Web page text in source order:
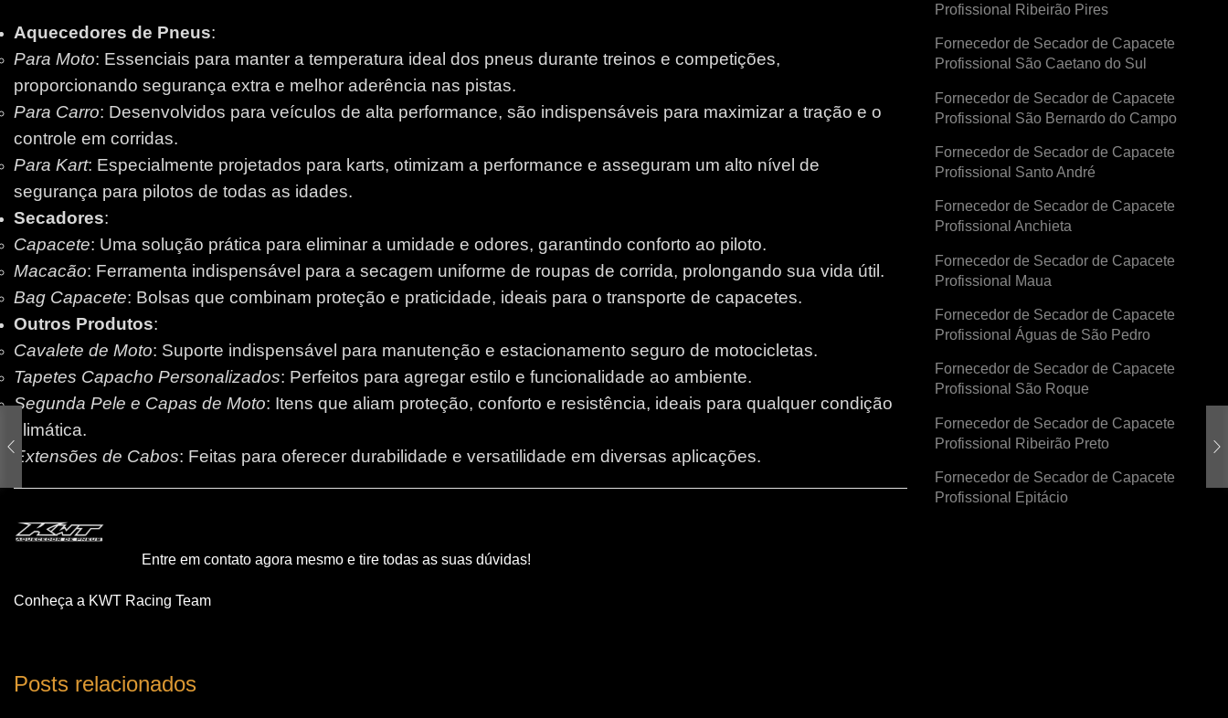
Aquecedores de Pneus:
Para Moto: Essenciais para manter a temperatura ideal dos pneus durante treinos e competições,
proporcionando segurança extra e melhor aderência nas pistas.
Para Carro: Desenvolvidos para veículos de alta performance, são indispensáveis para maximizar a tração e o
controle em corridas.
Para Kart: Especialmente projetados para karts, otimizam a performance e asseguram um alto nível de
segurança para pilotos de todas as idades.
Secadores:
Capacete: Uma solução prática para eliminar a umidade e odores, garantindo conforto ao piloto.
Macacão: Ferramenta indispensável para a secagem uniforme de roupas de corrida, prolongando sua vida útil.
Bag Capacete: Bolsas que combinam proteção e praticidade, ideais para o transporte de capacetes.
Outros Produtos:
Cavalete de Moto: Suporte indispensável para manutenção e estacionamento seguro de motocicletas.
Tapetes Capacho Personalizados: Perfeitos para agregar estilo e funcionalidade ao ambiente.
Segunda Pele e Capas de Moto: Itens que aliam proteção, conforto e resistência, ideais para qualquer condição
climática.
Extensões de Cabos: Feitas para oferecer durabilidade e versatilidade em diversas aplicações.
Entre em contato agora mesmo e tire todas as suas dúvidas!
Conheça a KWT Racing Team
Posts relacionados
Profissional Ribeirão Pires
Fornecedor de Secador de Capacete
Profissional São Caetano do Sul
Fornecedor de Secador de Capacete
Profissional São Bernardo do Campo
Fornecedor de Secador de Capacete
Profissional Santo André
Fornecedor de Secador de Capacete
Profissional Anchieta
Fornecedor de Secador de Capacete
Profissional Maua
Fornecedor de Secador de Capacete
Profissional Águas de São Pedro
Fornecedor de Secador de Capacete
Profissional São Roque
Fornecedor de Secador de Capacete
Profissional Ribeirão Preto
Fornecedor de Secador de Capacete
Profissional Epitácio